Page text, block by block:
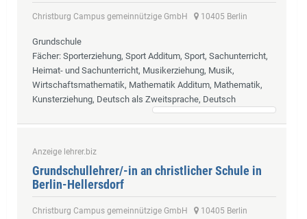
Christburg Campus gemeinnützige GmbH 10405 Berlin
Grundschule
Fächer: Sporterziehung, Sport Additum, Sport, Sachunterricht,
Heimat- und Sachunterricht, Musikerziehung, Musik,
Wirtschaftsmathematik, Mathematik Additum, Mathematik,
Kunsterziehung, Deutsch als Zweitsprache, Deutsch
Anzeige lehrer.biz
Grundschullehrer/-in an christlicher Schule in
Berlin-Hellersdorf
Christburg Campus gemeinnützige GmbH 10405 Berlin